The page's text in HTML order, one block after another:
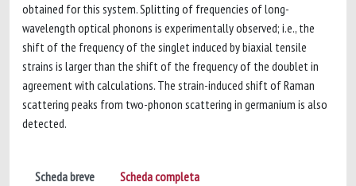
obtained for this system. Splitting of frequencies of long-
wavelength optical phonons is experimentally observed; i.e., the
shift of the frequency of the singlet induced by biaxial tensile
strains is larger than the shift of the frequency of the doublet in
agreement with calculations. The strain-induced shift of Raman
scattering peaks from two-phonon scattering in germanium is also
detected.
Scheda breve Scheda completa